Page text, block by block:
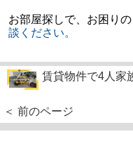
お部屋探しで、お困り
談ください。
賃貸物件で4人家
＜ 前のページ